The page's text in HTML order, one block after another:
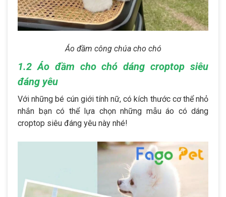
Áo đầm công chúa cho chó
1.2 Áo đầm cho chó dáng croptop siêu
đáng yêu
Với những bé cún giới tính nữ, có kích thước cơ thể nhỏ
nhắn bạn có thể lựa chọn những mẫu áo có dáng
croptop siêu đáng yêu này nhé!